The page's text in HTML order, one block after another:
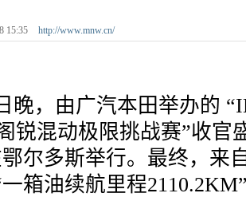
15:35 http://www.mnw.cn/
，由广汽本田举办的
锐混动极限挑战赛”收
尔多斯举行。最终，来
箱油续航里程